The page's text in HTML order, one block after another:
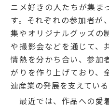
ニメ好きの人たちが集ま
す。それぞれの参加者が
集やオリジナルグッズの
や撮影会などを通じて、
情熱を分かち合い、参加
がりを作り上げており、
連産業の発展を支えている
最近では、作品への愛